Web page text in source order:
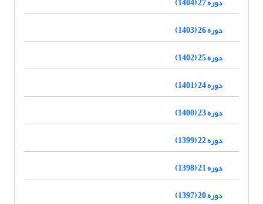
دوره 26 (1403)
دوره 25 (1402)
دوره 24 (1401)
دوره 23 (1400)
دوره 22 (1399)
دوره 21 (1398)
دوره 20 (1397)